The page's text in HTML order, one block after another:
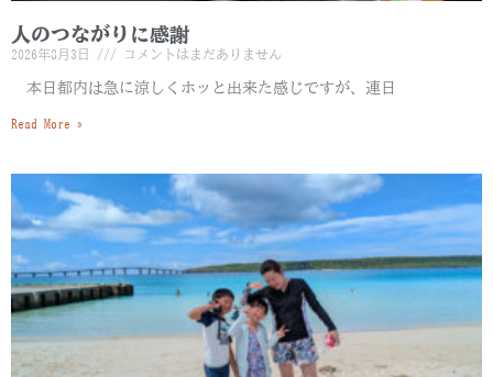
人のつながりに感謝
2026年8月3日 コメントはまだありません
本日都内は急に涼しくホッと出来た感じですが、連日
Read More »